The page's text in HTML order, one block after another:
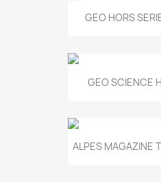
GEO HORS
GEO SCIENCE
ALPES MAGAZINE